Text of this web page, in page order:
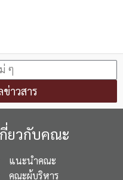
าวสาร
กี่ยวกับคณะ
แนะนำคณะ
คณะผู้บริหาร